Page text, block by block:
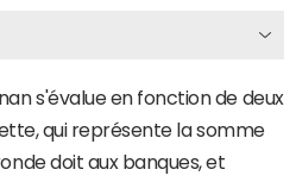
s'évalue en fonction de deux
qui représente la somme
doit aux banques, et